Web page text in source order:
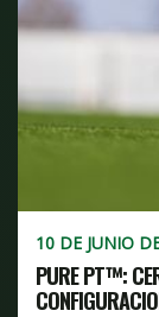
10 DE JUNIO
PURE PT™: